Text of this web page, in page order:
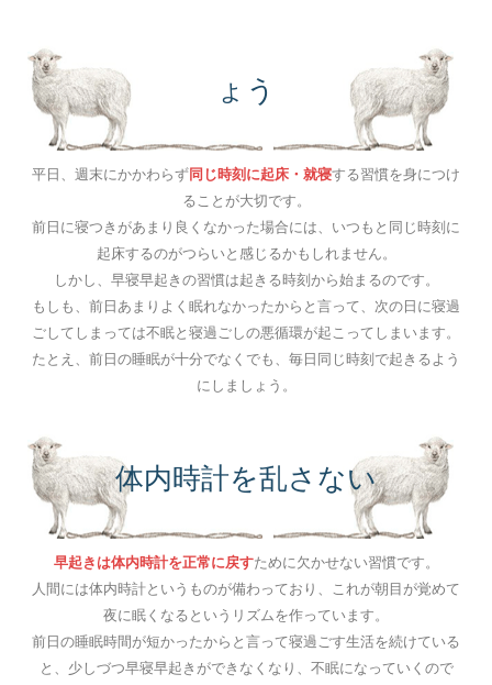
ょう
平日、週末にかかわらず同じ時刻に起床・就寝する習慣を身につけ
ることが大切です。
前日に寝つきがあまり良くなかった場合には、いつもと同じ時刻に
起床するのがつらいと感じるかもしれません。
しかし、早寝早起きの習慣は起きる時刻から始まるのです。
もしも、前日あまりよく眠れなかったからと言って、次の日に寝過
ごしてしまっては不眠と寝過ごしの悪循環が起こってしまいます。
たとえ、前日の睡眠が十分でなくでも、毎日同じ時刻で起きるよう
にしましょう。
体内時計を乱さない
早起きは体内時計を正常に戻すために欠かせない習慣です。
人間には体内時計というものが備わっており、これが朝目が覚めて
夜に眠くなるというリズムを作っています。
前日の睡眠時間が短かったからと言って寝過ごす生活を続けている
と、少しづつ早寝早起きができなくなり、不眠になっていくので